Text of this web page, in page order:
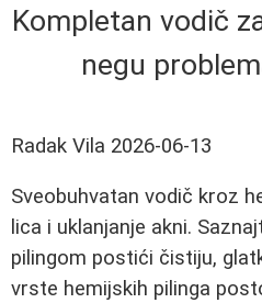
Kompletan vodič
negu
Radak Vila 2026-06-13
Sveobuhvatan vodič kroz
lica i uklanjanje akni.
pilingom postići čistiju,
vrste hemijskih pilinga